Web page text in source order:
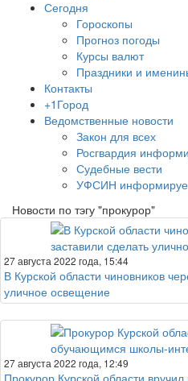
Сегодня
Гороскопы
Прогноз погоды
Курсы валют
Праздники и
Контакты
+1Город
Ведомственные новости
Закон для всех
Росгвардия
Судебные вести
УФСИН
Новости по тэгу "прокурор"
27 августа 2022 года, 15:44
В Курской области чиновников
уличное освещение
27 августа 2022 года, 12:49
Прокурор Курской области